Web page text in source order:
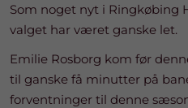
Som noget nyt i Ringkøbing
valget har været ganske let.
Emilie Rosborg kom før
til ganske få minutter på
forventninger til denne